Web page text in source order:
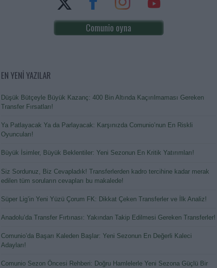
Comunio oyna
EN YENİ YAZILAR
Düşük Bütçeyle Büyük Kazanç: 400 Bin Altında Kaçırılmaması Gereken
Transfer Fırsatları!
Ya Patlayacak Ya da Parlayacak: Karşınızda Comunio’nun En Riskli
Oyuncuları!
Büyük İsimler, Büyük Beklentiler: Yeni Sezonun En Kritik Yatırımları!
Siz Sordunuz, Biz Cevapladık! Transferlerden kadro tercihine kadar merak
edilen tüm soruların cevapları bu makalede!
Süper Lig’in Yeni Yüzü Çorum FK: Dikkat Çeken Transferler ve İlk Analiz!
Anadolu’da Transfer Fırtınası: Yakından Takip Edilmesi Gereken Transferler!
Comunio’da Başarı Kaleden Başlar: Yeni Sezonun En Değerli Kaleci
Adayları!
Comunio Sezon Öncesi Rehberi: Doğru Hamlelerle Yeni Sezona Güçlü Bir